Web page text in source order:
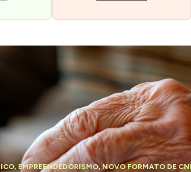
, EMPREENDEDORISMO,NOVO FORMATO DE